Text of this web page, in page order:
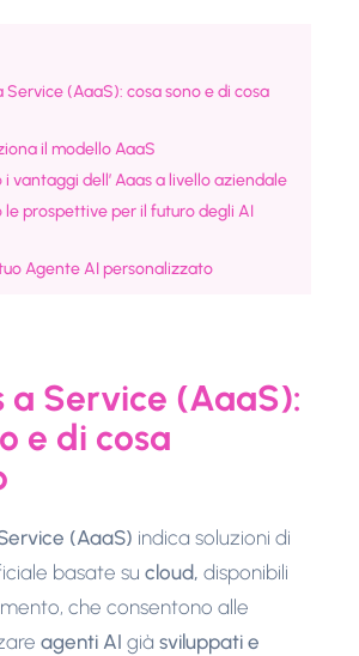
Service (AaaS): cosa sono e di cosa
il modello AaaS
i vantaggi dell’ Aaas a livello aziendale
le prospettive per il futuro degli AI
Agente AI personalizzato
a Service (AaaS):
e di cosa
(AaaS) indica soluzioni di
basate su cloud, disponibili
che consentono alle
agenti AI già sviluppati e